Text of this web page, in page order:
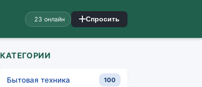
23 онлайн Спросить
КАТЕГОРИИ
Бытовая техника 100